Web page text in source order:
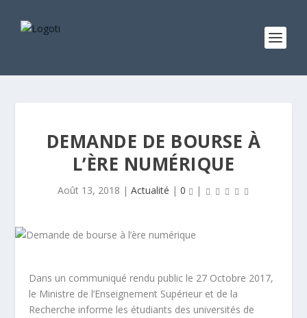
DEMANDE DE BOURSE À
L’ÈRE NUMÉRIQUE
Août 13, 2018 | Actualité | 0 |
Dans un communiqué rendu public le 27 Octobre 2017,
le Ministre de l’Enseignement Supérieur et de la
Recherche informe les étudiants des universités de